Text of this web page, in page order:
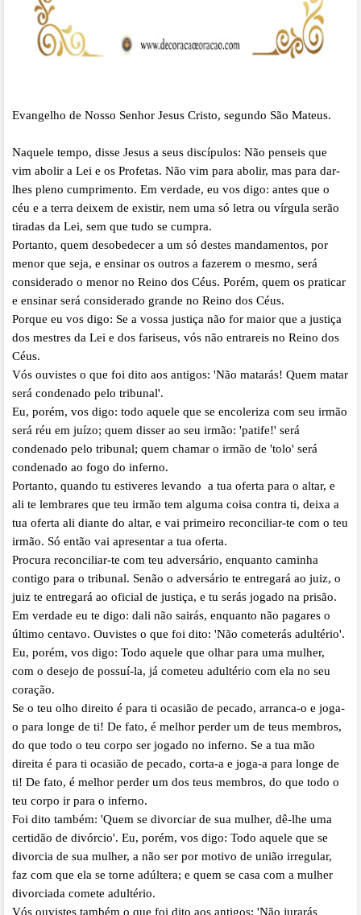
Evangelho de Nosso Senhor Jesus Cristo, segundo São Mateus.
Naquele tempo, disse Jesus a seus discípulos: Não penseis que
vim abolir a Lei e os Profetas. Não vim para abolir, mas para dar-
lhes pleno cumprimento. Em verdade, eu vos digo: antes que o
céu e a terra deixem de existir, nem uma só letra ou vírgula serão
tiradas da Lei, sem que tudo se cumpra.
Portanto, quem desobedecer a um só destes mandamentos, por
menor que seja, e ensinar os outros a fazerem o mesmo, será
considerado o menor no Reino dos Céus. Porém, quem os praticar
e ensinar será considerado grande no Reino dos Céus.
Porque eu vos digo: Se a vossa justiça não for maior que a justiça
dos mestres da Lei e dos fariseus, vós não entrareis no Reino dos
Céus.
Vós ouvistes o que foi dito aos antigos: 'Não matarás! Quem matar
será condenado pelo tribunal'.
Eu, porém, vos digo: todo aquele que se encoleriza com seu irmão
será réu em juízo; quem disser ao seu irmão: 'patife!' será
condenado pelo tribunal; quem chamar o irmão de 'tolo' será
condenado ao fogo do inferno.
Portanto, quando tu estiveres levando a tua oferta para o altar, e
ali te lembrares que teu irmão tem alguma coisa contra ti, deixa a
tua oferta ali diante do altar, e vai primeiro reconciliar-te com o teu
irmão. Só então vai apresentar a tua oferta.
Procura reconciliar-te com teu adversário, enquanto caminha
contigo para o tribunal. Senão o adversário te entregará ao juiz, o
juiz te entregará ao oficial de justiça, e tu serás jogado na prisão.
Em verdade eu te digo: dali não sairás, enquanto não pagares o
último centavo. Ouvistes o que foi dito: 'Não cometerás adultério'.
Eu, porém, vos digo: Todo aquele que olhar para uma mulher,
com o desejo de possuí-la, já cometeu adultério com ela no seu
coração.
Se o teu olho direito é para ti ocasião de pecado, arranca-o e joga-
o para longe de ti! De fato, é melhor perder um de teus membros,
do que todo o teu corpo ser jogado no inferno. Se a tua mão
direita é para ti ocasião de pecado, corta-a e joga-a para longe de
ti! De fato, é melhor perder um dos teus membros, do que todo o
teu corpo ir para o inferno.
Foi dito também: 'Quem se divorciar de sua mulher, dê-lhe uma
certidão de divórcio'. Eu, porém, vos digo: Todo aquele que se
divorcia de sua mulher, a não ser por motivo de união irregular,
faz com que ela se torne adúltera; e quem se casa com a mulher
divorciada comete adultério.
Vós ouvistes também o que foi dito aos antigos: 'Não jurarás